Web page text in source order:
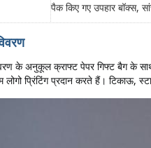
पैक किए गए उपहार बॉक्स,
के अनुकूल क्राफ्ट पेपर गिफ्ट बैग के
लोगो प्रिंटिंग प्रदान करते हैं।